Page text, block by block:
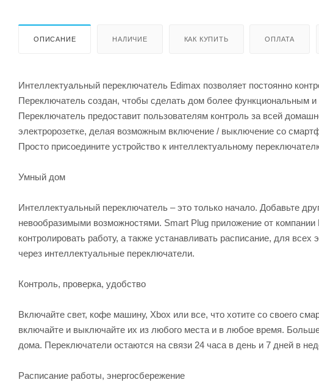
ОПИСАНИЕ НАЛИЧИЕ КАК КУПИТЬ ОПЛАТА
Интеллектуальный переключатель Edimax позволяет постоянно
Переключатель создан, чтобы сделать дом более функциональным
Переключатель предоставит пользователям контроль за всей
электророзетке, делая возможным включение / выключение со
Просто присоедините устройство к интеллектуальному
Умный дом
Интеллектуальный переключатель – это только начало. Добавьте
невообразимыми возможностями. Smart Plug приложение от
контролировать работу, а также устанавливать расписание, для
через интеллектуальные переключатели.
Контроль, проверка, удобство
Включайте свет, кофе машину, Xbox или все, что хотите со своего
включайте и выключайте их из любого места и в любое время.
дома. Переключатели остаются на связи 24 часа в день и 7 дней в
Расписание работы, энергосбережение